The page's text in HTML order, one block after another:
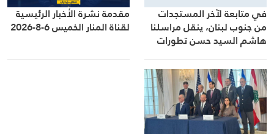
في متابعة لآخر المستجدات
من جنوب لبنان، ينقل مراسلنا
هاشم السيد حسن تطورات
مقدمة نشرة الأخبار الرئيسية
لقناة المنار الخميس 6-8-2026